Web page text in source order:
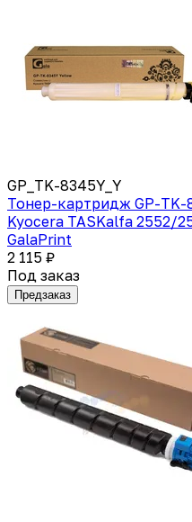
GP_TK-8345Y_Y
Тонер-картридж GP-TK-
Kyocera TASKalfa 2552/
GalaPrint
2 115 ₽
Под заказ
Предзаказ